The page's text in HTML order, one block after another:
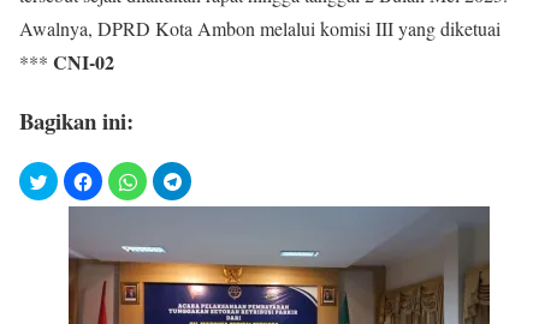
Awalnya, DPRD Kota Ambon melalui komisi III yang diketuai
*** CNI-02
Bagikan ini: